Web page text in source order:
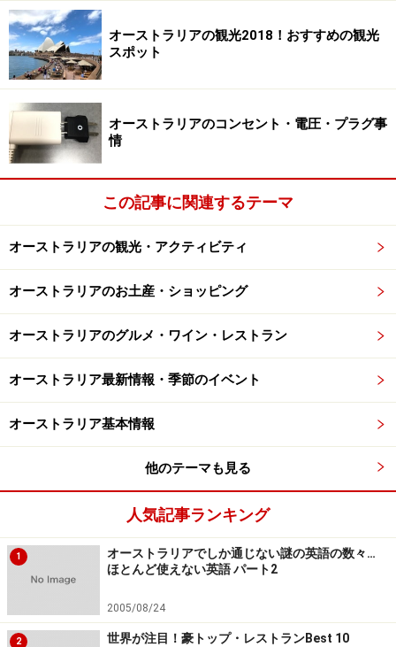
オーストラリアの観光2018！おすすめの観光
スポット
オーストラリアのコンセント・電圧・プラグ事
情
この記事に関連するテーマ
オーストラリアの観光・アクティビティ
オーストラリアのお土産・ショッピング
オーストラリアのグルメ・ワイン・レストラン
オーストラリア最新情報・季節のイベント
オーストラリア基本情報
他のテーマも見る
人気記事ランキング
1
オーストラリアでしか通じない謎の英語の数々…
ほとんど使えない英語 パート2
2005/08/24
2 世界が注目！豪トップ・レストランBest 10